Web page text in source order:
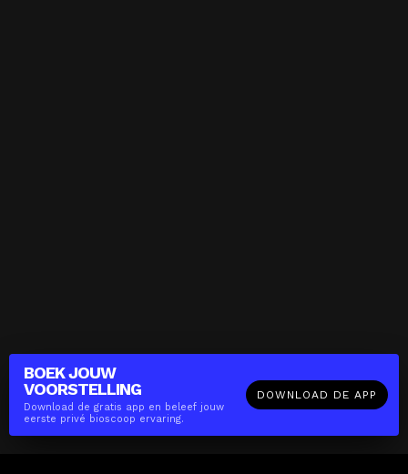
BOEK JOUW
VOORSTELLING
Download de gratis app en beleef jouw
eerste privé bioscoop ervaring.
DOWNLOAD DE APP